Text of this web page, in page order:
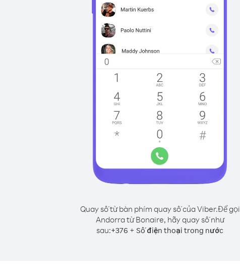
Quay số từ bàn phím quay số của Viber.Để gọi
Andorra từ Bonaire, hãy quay số như
sau:+376 + Số điện thoại trong nước